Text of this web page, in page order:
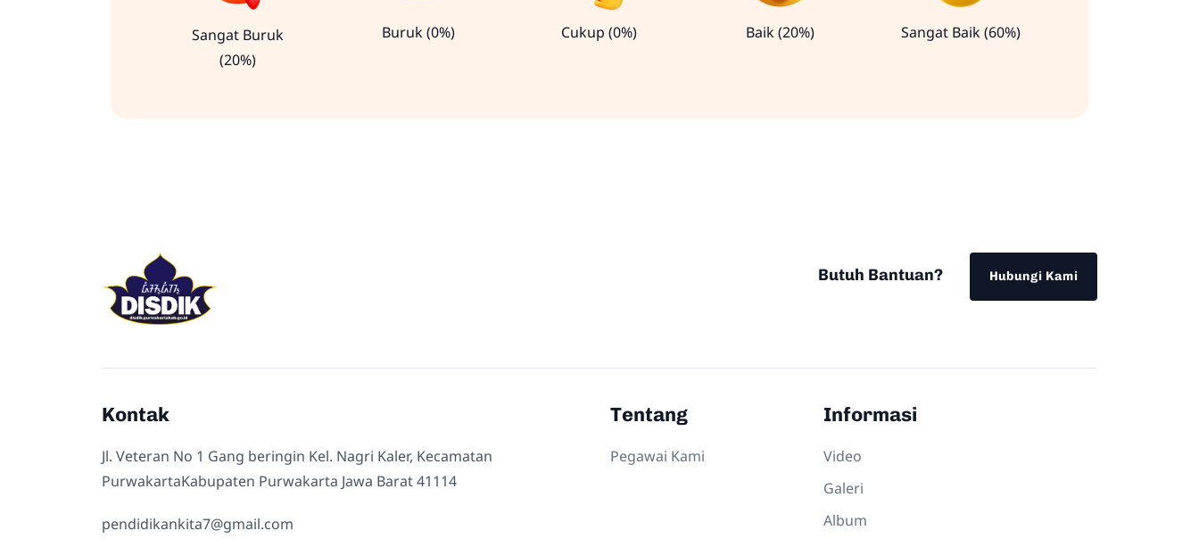
Sangat Buruk
(20%)
Buruk (0%) Cukup (0%) Baik (20%) Sangat Baik (60%)
Butuh Bantuan? Hubungi Kami
Kontak
Jl. Veteran No 1 Gang beringin Kel. Nagri Kaler, Kecamatan
PurwakartaKabupaten Purwakarta Jawa Barat 41114
pendidikankita7@gmail.com
Tentang
Pegawai Kami
Informasi
Video
Galeri
Album